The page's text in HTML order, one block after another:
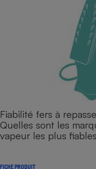
Fiabilité fers à
Quelles sont les
vapeur les plus
FICHE PRODUIT